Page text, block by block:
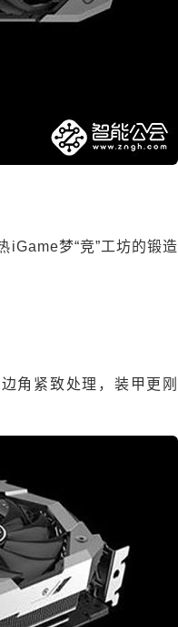
梦“竞”工坊的锻造
角紧致处理，装甲更刚